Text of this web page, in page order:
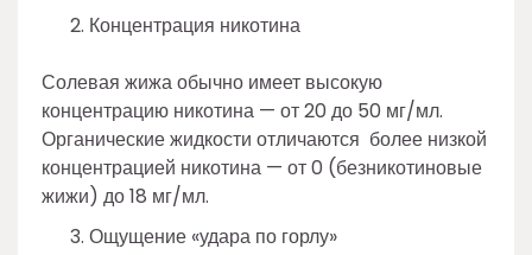
Концентрация никотина
Солевая жижа обычно имеет высокую
концентрацию никотина — от 20 до 50 мг/мл.
Органические жидкости отличаются более низкой
концентрацией никотина — от 0 (безникотиновые
жижи) до 18 мг/мл.
Ощущение «удара по горлу»